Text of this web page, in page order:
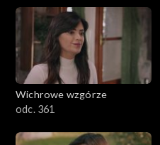
Wichrowe wzgórze
odc. 361